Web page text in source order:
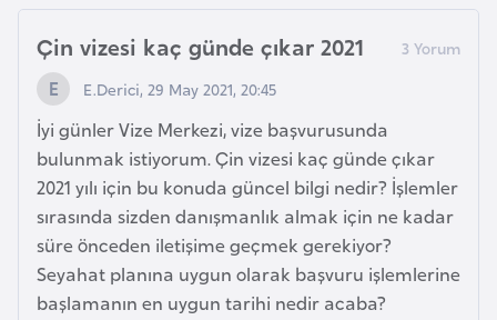
Çin vizesi kaç günde çıkar 2021
E.Derici, 29 May 2021, 20:45
İyi günler Vize Merkezi, vize başvurusunda
bulunmak istiyorum. Çin vizesi kaç günde çıkar
2021 yılı için bu konuda güncel bilgi nedir? İşlemler
sırasında sizden danışmanlık almak için ne kadar
süre önceden iletişime geçmek gerekiyor?
Seyahat planına uygun olarak başvuru işlemlerine
başlamanın en uygun tarihi nedir acaba?
K
a
n
a
d
a
K
a
r
a